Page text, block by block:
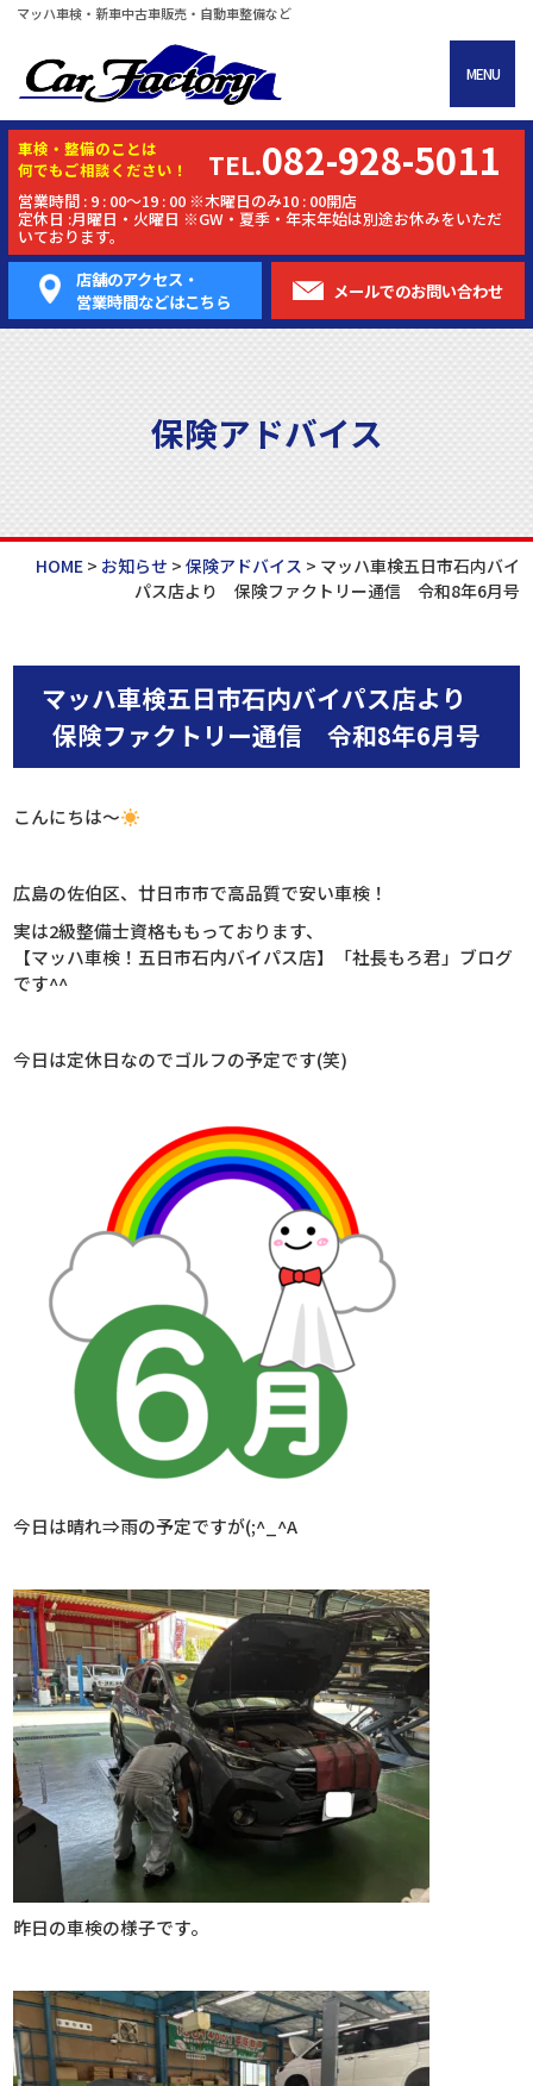
マッハ車検・新車中古車販売・自動車整備など
MENU
車検・ 整備のことは
何でもご相談ください！
TEL.082-928-5011
営業時間 : 9 : 00～19 : 00 ※木曜日のみ10 : 00開店
定休日 :月曜日・火曜日 ※GW・夏季・年末年始は別途お休みをいただ
いております。
店舗のアクセス・
営業時間などはこちら
メールでのお問い合わせ
保険アドバイス
HOME> お知らせ > 保険アドバイス > マッハ車検五日市石内バイ
パス店より 保険ファクトリー通信 令和8年6月号
マッハ車検五日市石内バイパス店より
保険ファクトリー通信 令和8年6月号
こんにちは～
広島の佐伯区、廿日市市で高品質で安い車検！
実は2級整備士資格ももっております、
【マッハ車検！五日市石内バイパス店】「社長もろ君」ブログ
です^^
今日は定休日なのでゴルフの予定です(笑)
今日は晴れ⇒雨の予定ですが(;^_^A
昨日の車検の様子です。